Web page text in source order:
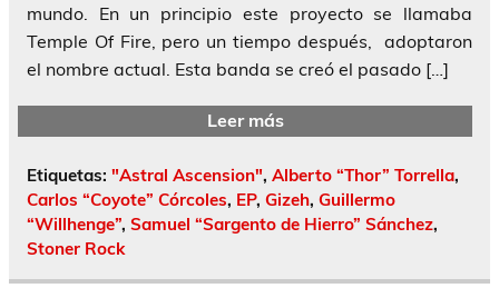
mundo. En un principio este proyecto se llamaba
Temple Of Fire, pero un tiempo después, adoptaron
el nombre actual. Esta banda se creó el pasado […]
Leer más
Etiquetas: "Astral Ascension", Alberto “Thor” Torrella,
Carlos “Coyote” Córcoles, EP, Gizeh, Guillermo
“Willhenge”, Samuel “Sargento de Hierro” Sánchez,
Stoner Rock